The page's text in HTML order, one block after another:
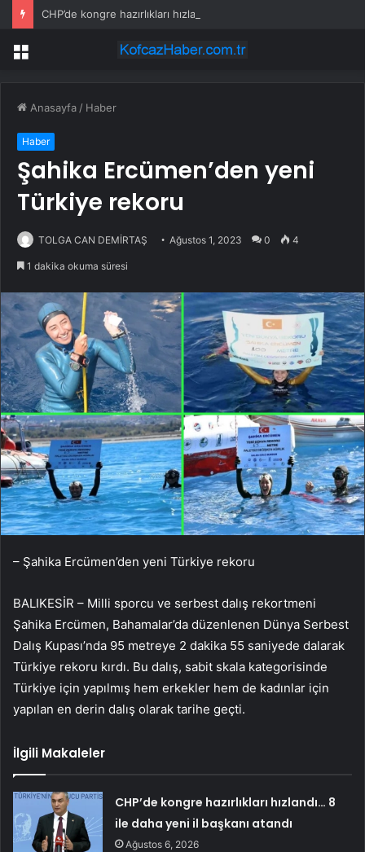
Menü
Anasayfa / Haber
Haber
Şahika Ercümen’den yeni
Türkiye rekoru
TOLGA CAN DEMİRTAŞ Ağustos 1, 2023 0 4
1 dakika okuma süresi
– Şahika Ercümen’den yeni Türkiye rekoru
BALIKESİR – Milli sporcu ve serbest dalış rekortmeni
Şahika Ercümen, Bahamalar’da düzenlenen Dünya Serbest
Dalış Kupası’nda 95 metreye 2 dakika 55 saniyede dalarak
Türkiye rekoru kırdı. Bu dalış, sabit skala kategorisinde
Türkiye için yapılmış hem erkekler hem de kadınlar için
yapılan en derin dalış olarak tarihe geçti.
İlgili Makaleler
CHP’de kongre hazırlıkları hızlandı… 8
ile daha yeni il başkanı atandı
Ağustos 6, 2026